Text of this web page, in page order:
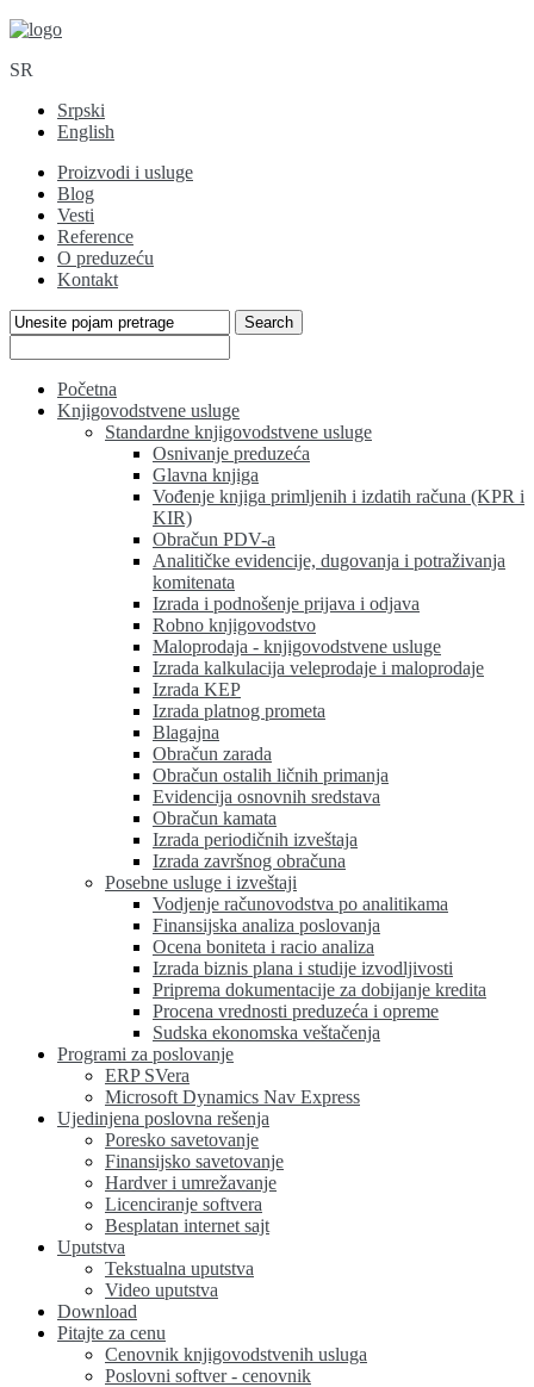
SR
Srpski
English
Proizvodi i usluge
Blog
Vesti
Reference
O preduzeću
Kontakt
Početna
Knjigovodstvene usluge
Standardne knjigovodstvene usluge
Osnivanje preduzeća
Glavna knjiga
Vođenje knjiga primljenih i izdatih računa (KPR i
KIR)
Obračun PDV-a
Analitičke evidencije, dugovanja i potraživanja
komitenata
Izrada i podnošenje prijava i odjava
Robno knjigovodstvo
Maloprodaja - knjigovodstvene usluge
Izrada kalkulacija veleprodaje i maloprodaje
Izrada KEP
Izrada platnog prometa
Blagajna
Obračun zarada
Obračun ostalih ličnih primanja
Evidencija osnovnih sredstava
Obračun kamata
Izrada periodičnih izveštaja
Izrada završnog obračuna
Posebne usluge i izveštaji
Vodjenje računovodstva po analitikama
Finansijska analiza poslovanja
Ocena boniteta i racio analiza
Izrada biznis plana i studije izvodljivosti
Priprema dokumentacije za dobijanje kredita
Procena vrednosti preduzeća i opreme
Sudska ekonomska veštačenja
Programi za poslovanje
ERP SVera
Microsoft Dynamics Nav Express
Ujedinjena poslovna rešenja
Poresko savetovanje
Finansijsko savetovanje
Hardver i umrežavanje
Licenciranje softvera
Besplatan internet sajt
Uputstva
Tekstualna uputstva
Video uputstva
Download
Pitajte za cenu
Cenovnik knjigovodstvenih usluga
Poslovni softver - cenovnik